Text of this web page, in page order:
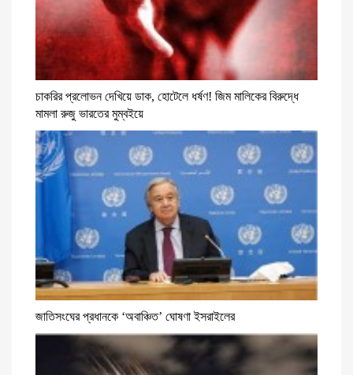
চাকরির প্রলোভন দেখিয়ে ডাক, হোটেলে ধর্ষণ! জিম মালিকের বিরুদ্ধে
মামলা রুজু ভারতের মুম্বইয়ে
জাতিসংঘের প্রধানকে ‘অবাঞ্চিত’ ঘোষণা ইসরাইলের